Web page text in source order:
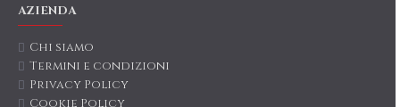
AZIENDA
Chi siamo
Termini e condizioni
Privacy Policy
Cookie Policy